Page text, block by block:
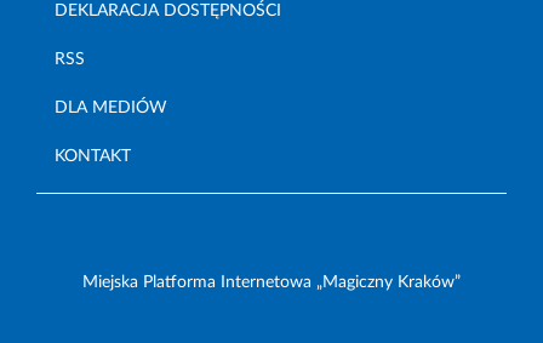
DEKLARACJA DOSTĘPNOŚCI
RSS
DLA MEDIÓW
KONTAKT
Miejska Platforma Internetowa „Magiczny Kraków”